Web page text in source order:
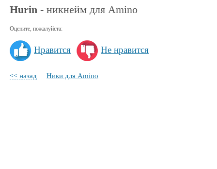
Hurin - никнейм для Amino
Оцените, пожалуйста:
Нравится Не нравится
<< назад Ники для Amino